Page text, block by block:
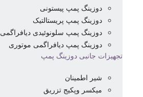
دوزینگ پمپ پیستونی
دوزینگ پمپ پریستالتیک
دوزینگ پمپ سلونوئیدی دیافراگمی
دوزینگ پمپ دیافراگمی موتوری
تجهیزات جانبی دوزینگ پمپ
شیر اطمینان
میکسر وپکیج تزریق